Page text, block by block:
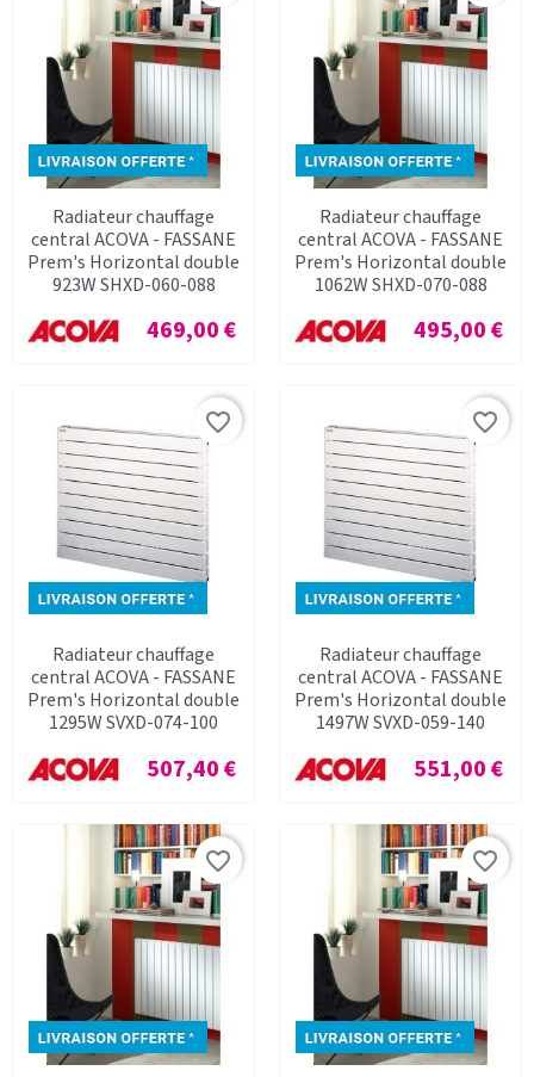
Radiateur chauffage
central ACOVA - FASSANE
Prem's Horizontal double
923W SHXD-060-088
Prix
469,00 €
Radiateur chauffage
central ACOVA - FASSANE
Prem's Horizontal double
1062W SHXD-070-088
Prix
495,00 €
Radiateur chauffage
central ACOVA - FASSANE
Prem's Horizontal double
1295W SVXD-074-100
Prix
507,40 €
favorite_border
Radiateur chauffage
central ACOVA - FASSANE
Prem's Horizontal double
1497W SVXD-059-140
Prix
551,00 €
favorite_border
favorite_border favorite_border